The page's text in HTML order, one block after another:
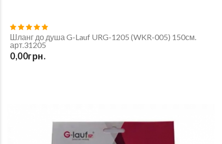
Шланг до душа G-Lauf URG-1205 (WKR-005) 150см.
арт.31205
0,00грн.